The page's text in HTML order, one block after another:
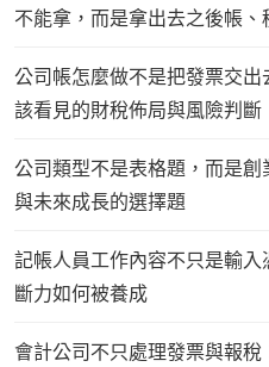
不能拿，而是拿出去之後帳
公司帳怎麼做不是把發票交
該看見的財稅佈局與風險判斷
公司類型不是表格題，而是
與未來成長的選擇題
記帳人員工作內容不只是輸
斷力如何被養成
會計公司不只處理發票與報